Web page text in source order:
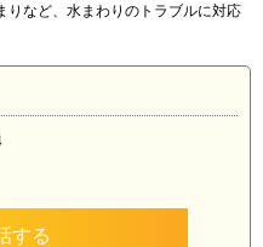
りなど、水まわりのトラブルに対応
する